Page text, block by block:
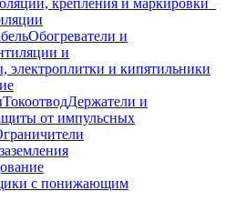
крепления и маркировки
Обогреватели и
и
и кипятильники
ТокоотводДержатели и
от импульсных
с понижающим